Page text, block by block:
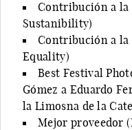
Contribución a
Sustanibility)
Contribución a
Equality)
Best Festival
Gómez a Eduardo
la Limosna de la
Mejor proveedor